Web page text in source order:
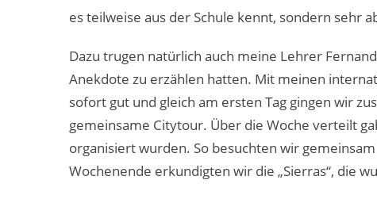
es teilweise aus der Schule kennt, sondern sehr
Dazu trugen natürlich auch meine Lehrer
Anekdote zu erzählen hatten. Mit meinen
sofort gut und gleich am ersten Tag gingen wir
gemeinsame Citytour. Über die Woche verteilt
organisiert wurden. So besuchten wir
Wochenende erkundigten wir die „Sierras“, die